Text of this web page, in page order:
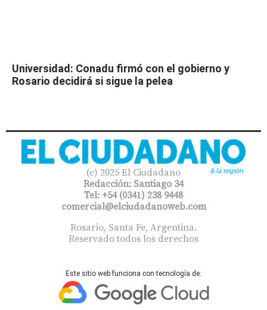
Universidad: Conadu firmó con el gobierno y
Rosario decidirá si sigue la pelea
(c) 2025 El Ciudadano
Redacción: Santiago 34
Tel: +54 (0341) 238 9448
comercial@elciudadanoweb.com​
Rosario, Santa Fe, Argentina.
Reservado todos los derechos
Este sitio web funciona con tecnología de: